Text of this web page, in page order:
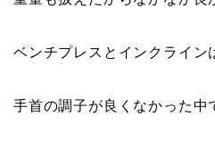
ベンチプレスとインクライン
手首の調子が良くなかった中